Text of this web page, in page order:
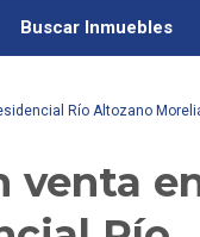
Buscar Inmuebles
Río Altozano
venta